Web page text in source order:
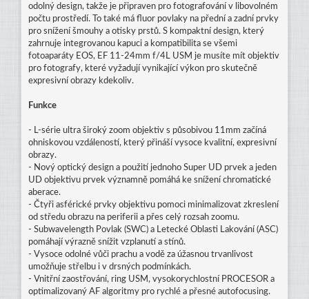
odolný design, takže je připraven pro fotografování v libovolném
počtu prostředí. To také má fluor povlaky na přední a zadní prvky
pro snížení šmouhy a otisky prstů. S kompaktní design, který
zahrnuje integrovanou kapuci a kompatibilita se všemi
fotoaparáty EOS, EF 11-24mm f/4L USM je musíte mít objektiv
pro fotografy, které vyžadují vynikající výkon pro skutečně
expresivní obrazy kdekoliv.
Funkce
- L-série ultra široký zoom objektiv s působivou 11mm začíná
ohniskovou vzdáleností, který přináší vysoce kvalitní, expresivní
obrazy.
- Nový optický design a použití jednoho Super UD prvek a jeden
UD objektivu prvek významně pomáhá ke snížení chromatické
aberace.
- Čtyři asférické prvky objektivu pomoci minimalizovat zkreslení
od středu obrazu na periferii a přes celý rozsah zoomu.
- Subwavelength Povlak (SWC) a Letecké Oblasti Lakování (ASC)
pomáhají výrazně snížit vzplanutí a stínů.
- Vysoce odolné vůči prachu a vodě za úžasnou trvanlivost
umožňuje střelbu i v drsných podmínkách.
- Vnitřní zaostřování, ring USM, vysokorychlostní PROCESOR a
optimalizovaný AF algoritmy pro rychlé a přesné autofocusing.